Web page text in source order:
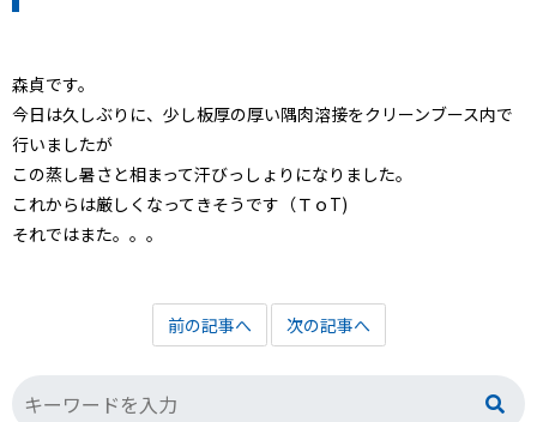
森貞です。
今日は久しぶりに、少し板厚の厚い隅肉溶接をクリーンブース内で
行いましたが
この蒸し暑さと相まって汗びっしょりになりました。
これからは厳しくなってきそうです（ＴｏT)
それではまた。。。
前の記事へ 次の記事へ